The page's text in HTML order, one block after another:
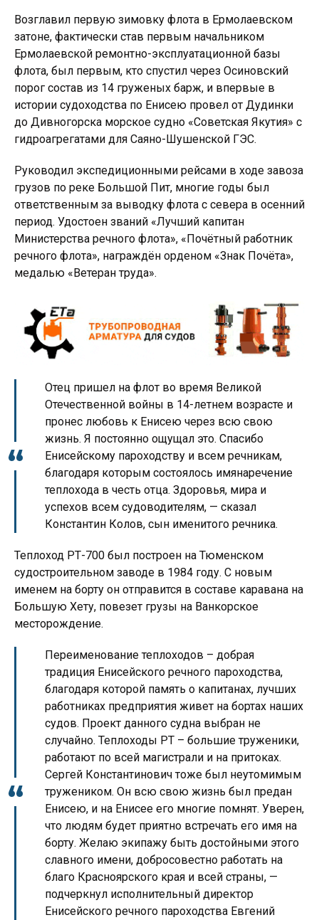
Возглавил первую зимовку флота в Ермолаевском
затоне, фактически став первым начальником
Ермолаевской ремонтно-эксплуатационной базы
флота, был первым, кто спустил через Осиновский
порог состав из 14 груженых барж, и впервые в
истории судоходства по Енисею провел от Дудинки
до Дивногорска морское судно «Советская Якутия» с
гидроагрегатами для Саяно-Шушенской ГЭС.
Руководил экспедиционными рейсами в ходе завоза
грузов по реке Большой Пит, многие годы был
ответственным за выводку флота с севера в осенний
период. Удостоен званий «Лучший капитан
Министерства речного флота», «Почётный работник
речного флота», награждён орденом «Знак Почёта»,
медалью «Ветеран труда».
Отец пришел на флот во время Великой
Отечественной войны в 14-летнем возрасте и
пронес любовь к Енисею через всю свою
жизнь. Я постоянно ощущал это. Спасибо
Енисейскому пароходству и всем речникам,
благодаря которым состоялось имянаречение
теплохода в честь отца. Здоровья, мира и
успехов всем судоводителям, — сказал
Константин Колов, сын именитого речника.
Теплоход РТ-700 был построен на Тюменском
судостроительном заводе в 1984 году. С новым
именем на борту он отправится в составе каравана на
Большую Хету, повезет грузы на Ванкорское
месторождение.
Переименование теплоходов – добрая
традиция Енисейского речного пароходства,
благодаря которой память о капитанах, лучших
работниках предприятия живет на бортах наших
судов. Проект данного судна выбран не
случайно. Теплоходы РТ – большие труженики,
работают по всей магистрали и на притоках.
Сергей Константинович тоже был неутомимым
тружеником. Он всю свою жизнь был предан
Енисею, и на Енисее его многие помнят. Уверен,
что людям будет приятно встречать его имя на
борту. Желаю экипажу быть достойными этого
славного имени, добросовестно работать на
благо Красноярского края и всей страны, —
подчеркнул исполнительный директор
Енисейского речного пароходства Евгений